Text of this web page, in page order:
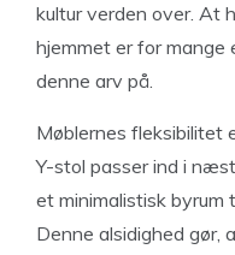
kultur verden over. At
hjemmet er for mange
denne arv på.
Møblernes fleksibilitet
Y-stol passer ind i
et minimalistisk byrum
Denne alsidighed gør,